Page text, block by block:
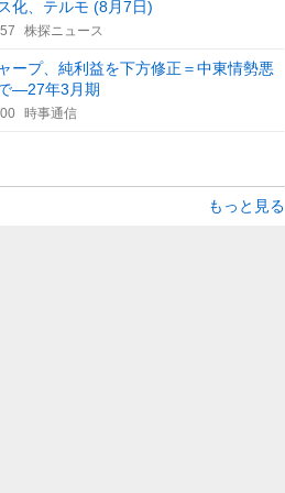
化、テルモ (8月7日)
株探ニュース
ープ、純利益を下方修正＝中東情勢悪
―27年3月期
時事通信
もっと見る